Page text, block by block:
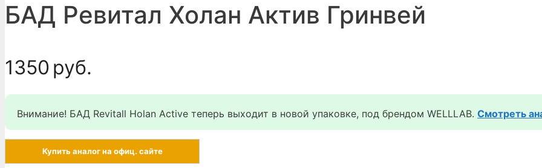
БАД Ревитал Холан Актив Гринвей
1350 руб.
Внимание! БАД Revitall Holan Active теперь выходит в новой упаковке, под брендом WELLLAB. Смотреть
Купить аналог на офиц. сайте